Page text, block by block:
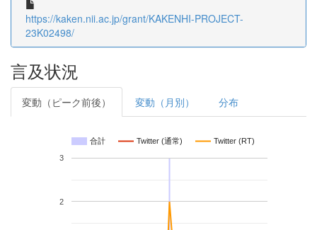
https://kaken.nii.ac.jp/grant/KAKENHI-PROJECT-
23K02498/
言及状況
変動（ピーク前後） 変動（月別） 分布
合計 Twitter (通常) Twitter (RT)
2
3